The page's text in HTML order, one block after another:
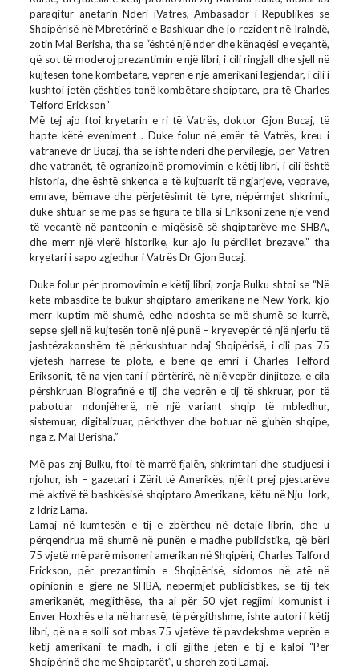
paraqitur anëtarin Nderi iVatrës, Ambasador i Republikës së
Shqipërisë në Mbretërinë e Bashkuar dhe jo rezident në Iralndë,
zotin Mal Berisha, tha se “është një nder dhe kënaqësi e veçantë,
që sot të moderoj prezantimin e një libri, i cili ringjall dhe sjell në
kujtesën tonë kombëtare, veprën e një amerikani legjendar, i cili i
kushtoi jetën çështjes tonë kombëtare shqiptare, pra të Charles
Telford Erickson”
Më tej ajo ftoi kryetarin e ri të Vatrës, doktor Gjon Bucaj, të
hapte këtë eveniment . Duke folur në emër të Vatrës, kreu i
vatranëve dr Bucaj, tha se ishte nderi dhe përvilegje, për Vatrën
dhe vatranët, të ogranizojnë promovimin e këtij libri, i cili është
historia, dhe është shkenca e të kujtuarit të ngjarjeve, veprave,
emrave, bëmave dhe përjetësimit të tyre, nëpërmjet shkrimit,
duke shtuar se më pas se figura të tilla si Eriksoni zënë një vend
të vecantë në panteonin e miqësisë së shqiptarëve me SHBA,
dhe merr një vlerë historike, kur ajo iu përcillet brezave.” tha
kryetari i sapo zgjedhur i Vatrës Dr Gjon Bucaj.
Duke folur për promovimin e këtij libri, zonja Bulku shtoi se “Në
këtë mbasdite të bukur shqiptaro amerikane në New York, kjo
merr kuptim më shumë, edhe ndoshta se më shumë se kurrë,
sepse sjell në kujtesën tonë një punë – kryevepër të një njeriu të
jashtëzakonshëm të përkushtuar ndaj Shqipërisë, i cili pas 75
vjetësh harrese të plotë, e bënë që emri i Charles Telford
Eriksonit, të na vjen tani i përtërirë, në një vepër dinjitoze, e cila
përshkruan Biografinë e tij dhe veprën e tij të shkruar, por të
pabotuar ndonjëherë, në një variant shqip të mbledhur,
sistemuar, digitalizuar, përkthyer dhe botuar në gjuhën shqipe,
nga z. Mal Berisha.”
Më pas znj Bulku, ftoi të marrë fjalën, shkrimtari dhe studjuesi i
njohur, ish – gazetari i Zërit të Amerikës, njërit prej pjestarëve
më aktivë të bashkësisë shqiptaro Amerikane, këtu në Nju Jork,
z Idriz Lama.
Lamaj në kumtesën e tij e zbërtheu në detaje librin, dhe u
përqendrua më shumë në punën e madhe publicistike, që bëri
75 vjetë më parë misoneri amerikan në Shqipëri, Charles Talford
Erickson, për prezantimin e Shqipërisë, sidomos në atë në
opinionin e gjerë në SHBA, nëpërmjet publicistikës, së tij tek
amerikanët, megjithëse, tha ai për 50 vjet regjimi komunist i
Enver Hoxhës e la në harresë, të përgithshme, ishte autori i këtij
libri, që na e solli sot mbas 75 vjetëve të pavdekshme veprën e
këtij amerikani të madh, i cili gjithë jetën e tij e kaloi “Për
Shqipërinë dhe me Shqiptarët”, u shpreh zoti Lamaj.